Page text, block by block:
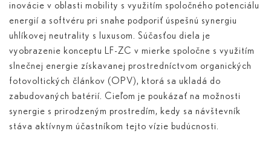
inovácie v oblasti mobility s využitím spoločného potenciálu
energií a softvéru pri snahe podporiť úspešnú synergiu
uhlíkovej neutrality s luxusom. Súčasťou diela je
vyobrazenie konceptu LF-ZC v mierke spoločne s využitím
slnečnej energie získavanej prostredníctvom organických
fotovoltických článkov (OPV), ktorá sa ukladá do
zabudovaných batérií. Cieľom je poukázať na možnosti
synergie s prirodzeným prostredím, kedy sa návštevník
stáva aktívnym účastníkom tejto vízie budúcnosti.